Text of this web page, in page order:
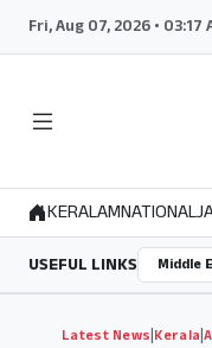
Fri, Aug 07, 2026 • 03:17
KERALAMNATIONAL
USEFUL LINKS Middle
Latest News|Kerala|